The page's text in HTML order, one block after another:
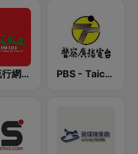
中廣流行網 I like radio PBS - Taichung Sub-Station